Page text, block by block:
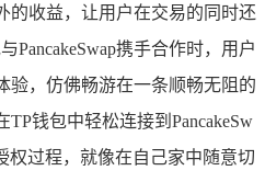
的收益，让用户在交易的同时还
PancakeSwap携手合作时，用户
验，仿佛畅游在一条顺畅无阻的
钱包中轻松连接到PancakeSw
权过程，就像在自己家中随意切